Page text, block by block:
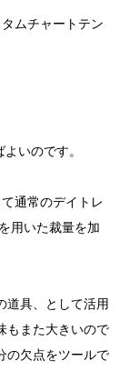
ムチャートテン
いのです。
通常のデイトレ
用いた裁量を加
道具、として活用
もまた大きいので
の欠点をツールで